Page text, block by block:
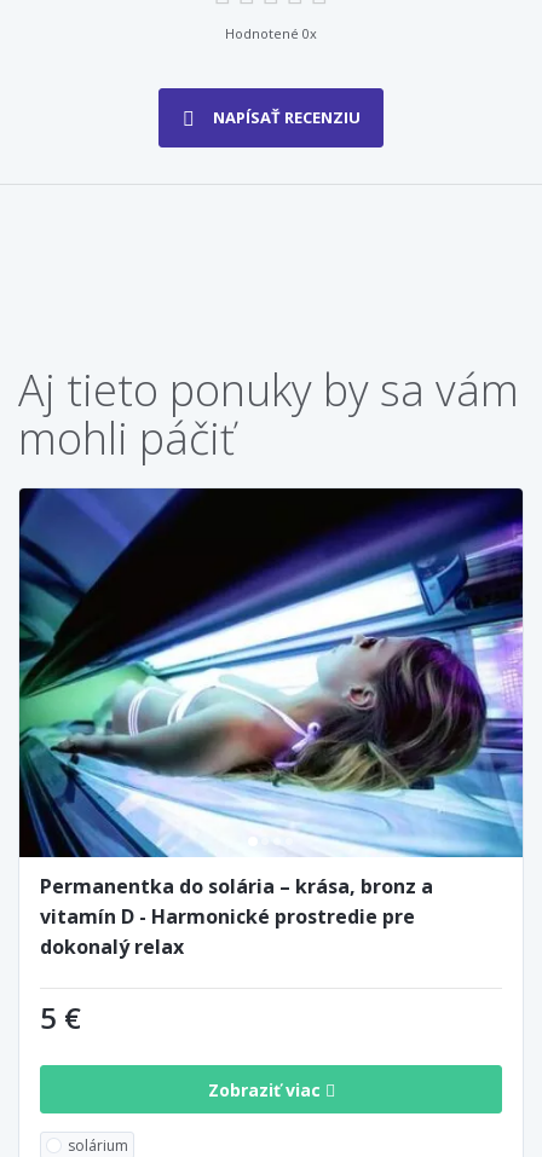
Hodnotené 0x
NAPÍSAŤ RECENZIU
Aj tieto ponuky by sa vám
mohli páčiť
Permanentka do solária – krása, bronz a
vitamín D - Harmonické prostredie pre
dokonalý relax
5 €
Zobraziť viac
solárium